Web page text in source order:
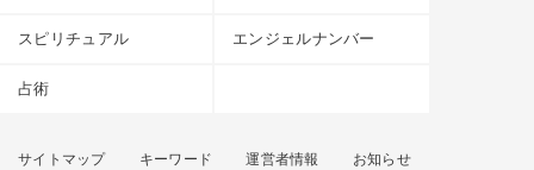
スピリチュアル エンジェルナンバー
占術
サイトマップ キーワード 運営者情報
お知らせ